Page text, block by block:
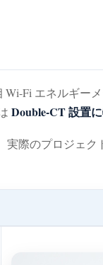
Wi-Fi エネルギー
Double-CT 設置
実際のプロジェ